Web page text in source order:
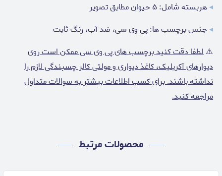
◂هربسته شامل: ۵ حیوان مطابق تصویر
◂جنس برچسب ها: پی وی سی، ضد آب، رنگ ثابت
⚠️لطفا دقت کنید برچسب های پی وی سی ممکن است روی
دیوارهای آکریلیک، کاغذ دیواری و مولتی کالر چسبندگی لازم را
نداشته باشند. برای کسب اطلاعات بیشتر به سوالات متداول
مراجعه کنید.
محصولات مرتبط